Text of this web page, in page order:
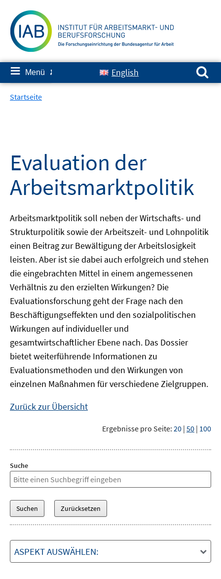
zum
Inhalt
≡ Menü ✘ English
Suchen nach:
Startseite
Evaluation der
Arbeitsmarktpolitik
Arbeitsmarktpolitik soll neben der Wirtschafts- und
Strukturpolitik sowie der Arbeitszeit- und Lohnpolitik
einen Beitrag zur Bewältigung der Arbeitslosigkeit
leisten. Aber ist sie dabei auch erfolgreich und stehen
die eingebrachten Mittel in einem angemessenen
Verhältnis zu den erzielten Wirkungen? Die
Evaluationsforschung geht der Frage nach den
Beschäftigungseffekten und den sozialpolitischen
Wirkungen auf individueller und
gesamtwirtschaftlicher Ebene nach. Das Dossier
bietet weiterführende Informationen zu
Evaluationsmethoden und den Wirkungen von
einzelnen Maßnahmen für verschiedene Zielgruppen.
Zurück zur Übersicht
Ergebnisse pro Seite: 20 | 50 | 100
Suche
ASPEKT AUSWÄHLEN: